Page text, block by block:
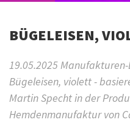
BÜGELEISEN,
19.05.2025
Bügeleisen, violett -
Martin Specht in der
Hemdenmanufaktur von